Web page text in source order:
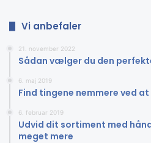
Vi anbefaler
21. november 2022
Sådan vælger du den
6. maj 2019
Find tingene nemmere ved at
6. februar 2019
Udvid dit sortiment med
meget mere